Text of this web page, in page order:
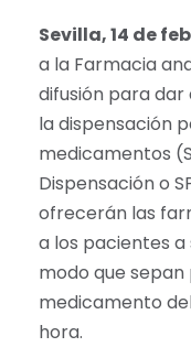
Sevilla, 14 de
a la Farmacia
difusión para
la dispensación
medicamentos
Dispensación o
ofrecerán las
a los pacientes
modo que
medicamento
hora.